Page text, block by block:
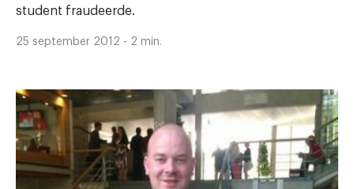
student fraudeerde.
25 september 2012 - 2 min.